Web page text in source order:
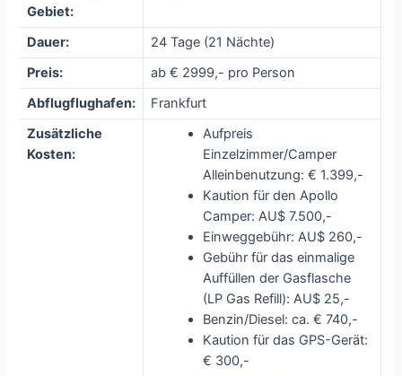
Gebiet:
Dauer:
24 Tage (21 Nächte)
Preis:
ab € 2999,- pro Person
Abflugflughafen:
Frankfurt
Zusätzliche
Kosten:
Aufpreis
Einzelzimmer/Camper
Alleinbenutzung: € 1.399,-
Kaution für den Apollo
Camper: AU$ 7.500,-
Einweggebühr: AU$ 260,-
Gebühr für das einmalige
Auffüllen der Gasflasche
(LP Gas Refill): AU$ 25,-
Benzin/Diesel: ca. € 740,-
Kaution für das GPS-Gerät:
€ 300,-